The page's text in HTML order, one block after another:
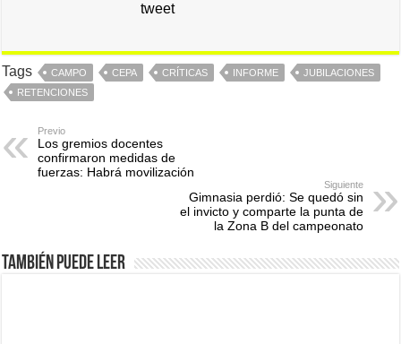
tweet
Tags CAMPO CEPA CRÍTICAS INFORME
JUBILACIONES
RETENCIONES
Previo
Los gremios docentes
confirmaron medidas de
fuerzas: Habrá movilización
Siguiente
Gimnasia perdió: Se quedó sin
el invicto y comparte la punta de
la Zona B del campeonato
También puede leer